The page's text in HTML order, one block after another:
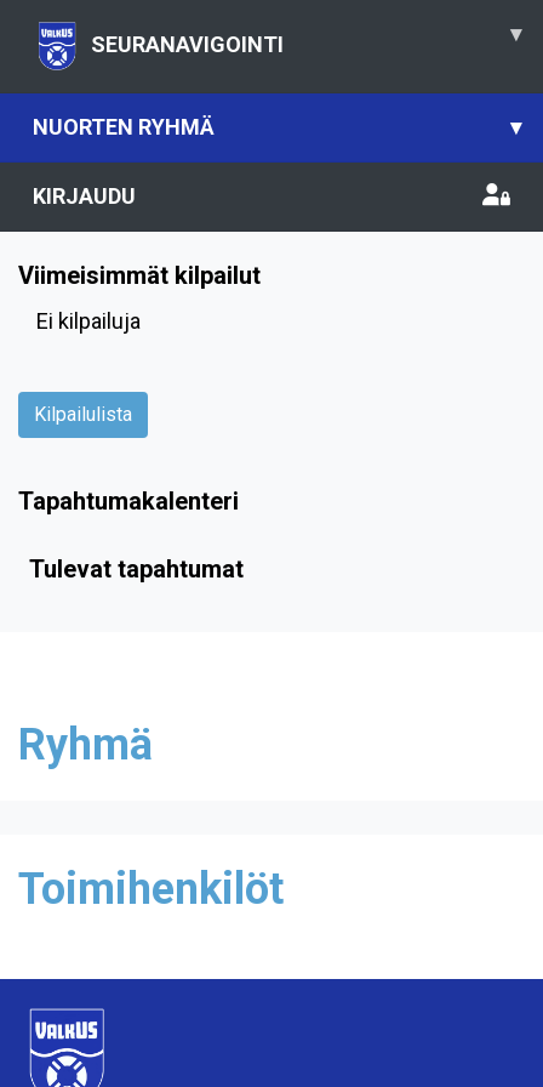
SEURANAVIGOINTI ▾
NUORTEN RYHMÄ ▾
KIRJAUDU
Viimeisimmät kilpailut
Ei kilpailuja
Kilpailulista
Tapahtumakalenteri
Tulevat tapahtumat
Ryhmä
Toimihenkilöt